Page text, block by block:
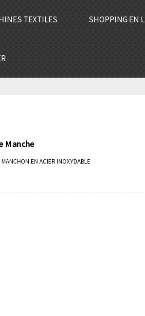
TEXTILES SHOPPING EN
Manche
EN ACIER INOXYDABLE